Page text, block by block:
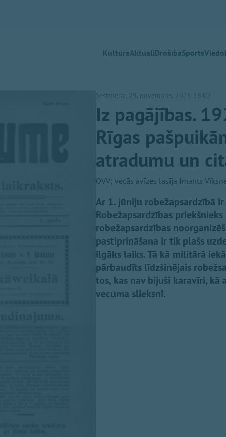
KultūraAktuāliDrošībaSports
Sestdiena, 29. novembris, 2025 18:02
Iz pagājības.
Rīgas
atradumu un
OVV; vecās avīzes lasīja Imants
Ar 1. jūniju robežapsardzībā
Robežapsardzības
robežapsardzības
pastiprināšana ir tik plašs
ilgāks laiks. Tā kā militārā
pārbaudīts līdzšinējais
tos, kas nav bijuši karavīri,
vecuma slieksni.